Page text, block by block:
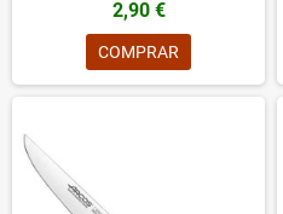
2,90 €
COMPRAR